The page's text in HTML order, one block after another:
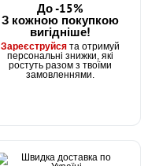
До -15%
З кожною покупкою
вигідніше!
Зареєструйсята отримуй
персональні знижки, які
ростуть разом з твоїми
замовленнями.